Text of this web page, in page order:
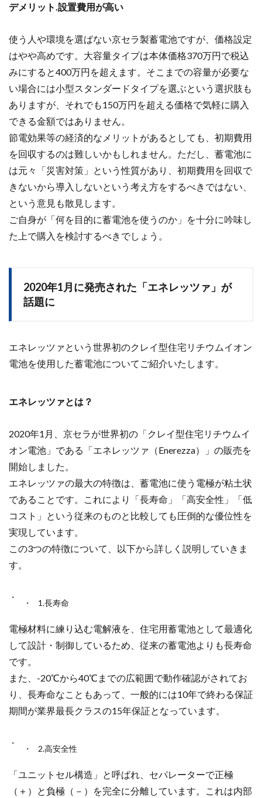
デメリット.設置費用が高い
使う人や環境を選ばない京セラ製蓄電池ですが、価格設定
はやや高めです。 大容量タイプは本体価格370万円で税込
みにすると400万円を超えます。そこまでの容量が必要な
い場合には小型スタンダードタイプを選ぶという選択肢も
ありますが、それでも150万円を超える価格で気軽に購入
できる金額ではありません。
節電効果等の経済的なメリットがあるとしても、初期費用
を回収するのは難しいかもしれません。ただし、蓄電池に
は元々「災害対策」という性質があり、初期費用を回収で
きないから導入しないという考え方をするべきではない、
という意見も散見します。
ご自身が「何を目的に蓄電池を使うのか」を十分に吟味し
た上で購入を検討するべきでしょう。
2020年1月に発売された「エネレッツァ」が
話題に
エネレッツァという世界初のクレイ型住宅リチウムイオン
電池を使用した蓄電池についてご紹介いたします。
エネレッツァとは？
2020年1月、京セラが世界初の「クレイ型住宅リチウムイ
オン電池」である「エネレッツァ（Enerezza）」の販売を
開始しました。
エネレッツァの最大の特徴は、蓄電池に使う電極が粘土状
であることです。
これにより「長寿命」「高安全性」「低
コスト」という従来のものと比較しても圧倒的な優位性を
実現しています。
この3つの特徴について、以下から詳しく説明していきま
す。
1.長寿命
電極材料に練り込む電解液を、住宅用蓄電池として最適化
して設計・制御しているため、従来の蓄電池よりも長寿命
です。
また、 -20℃から40℃までの広範囲で動作確認がされてお
り、長寿命なこともあって、一般的には10年で終わる保証
期間が業界最長クラスの15年保証となっています。
2.高安全性
「ユニットセル構造」と呼ばれ、セパレーターで正極
（＋）と負極（－）を完全に分離しています。これは内部